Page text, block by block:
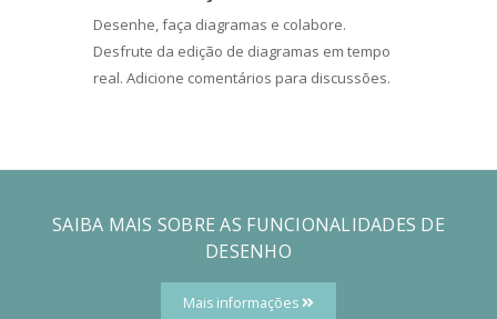
Desenhe, faça diagramas e colabore.
Desfrute da edição de diagramas em tempo
real. Adicione comentários para discussões.
SAIBA MAIS SOBRE AS FUNCIONALIDADES DE
DESENHO
Mais informações